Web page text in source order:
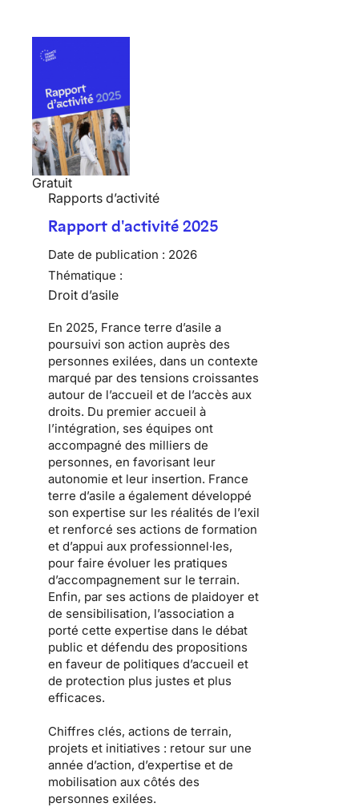
Gratuit
Rapports d’activité
Rapport d'activité 2025
Date de publication : 2026
Thématique :
Droit d’asile
En 2025, France terre d’asile a
poursuivi son action auprès des
personnes exilées, dans un contexte
marqué par des tensions croissantes
autour de l’accueil et de l’accès aux
droits. Du premier accueil à
l’intégration, ses équipes ont
accompagné des milliers de
personnes, en favorisant leur
autonomie et leur insertion. France
terre d’asile a également développé
son expertise sur les réalités de l’exil
et renforcé ses actions de formation
et d’appui aux professionnel·les,
pour faire évoluer les pratiques
d’accompagnement sur le terrain.
Enfin, par ses actions de plaidoyer et
de sensibilisation, l’association a
porté cette expertise dans le débat
public et défendu des propositions
en faveur de politiques d’accueil et
de protection plus justes et plus
efficaces.
Chiffres clés, actions de terrain,
projets et initiatives : retour sur une
année d’action, d’expertise et de
mobilisation aux côtés des
personnes exilées.